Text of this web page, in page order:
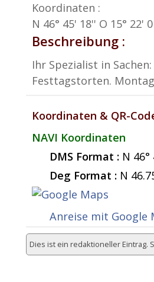
Koordinaten :
N 46° 45' 18'' O 15° 22'
Beschreibung :
Ihr Spezialist in
Festtagstorten.
Koordinaten & QR-
NAVI Koordinaten
DMS Format : N
Deg Format : N
Anreise mit Google
Dies ist ein redaktioneller Eintrag.